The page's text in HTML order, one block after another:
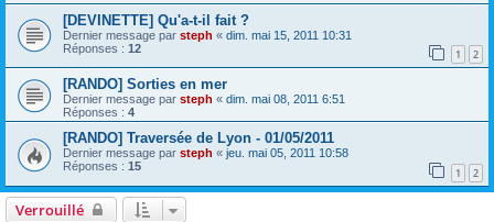
[DEVINETTE] Qu'a-t-il fait ?
Dernier message par steph « dim. mai 15, 2011 10:31
Réponses : 12 1 2
[RANDO] Sorties en mer
Dernier message par steph « dim. mai 08, 2011 6:51
Réponses : 4
[RANDO] Traversée de Lyon - 01/05/2011
Dernier message par steph « jeu. mai 05, 2011 10:58
Réponses : 15 1 2
Verrouillé